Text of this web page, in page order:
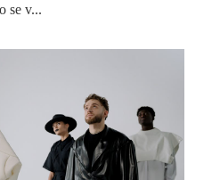
se v...